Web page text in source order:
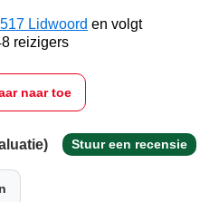
Lidwoord en volgt
reizigers
naar toe
Stuur een recensie